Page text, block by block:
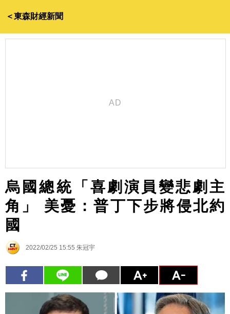
＜東森財經新聞
烏國總統「喜劇演員變悲劇主
角」 美憂：普丁下步將侵北約
國
2022/02/25 15:55 朱冠宇